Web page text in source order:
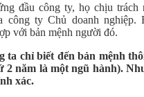
đầu công ty, họ chịu trách
công ty Chủ doanh nghiệp.
với bản mệnh người đó.
ta chỉ biết đến bản mệnh
2 năm là một ngũ hành).
xác.